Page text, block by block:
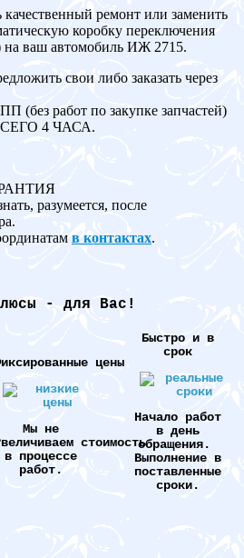
ремонт или заменить
коробку переключения
на ваш автомобиль ИЖ 2715.
свои либо заказать через
(без работ по закупке запчастей)
4 ЧАСА.
разумеется, после
в контактах.
- для Вас!
цены
Мы не
стоимость
в процессе
работ.
Быстро и в
срок
Начало работ
в день
обращения.
Выполнение в
поставленные
сроки.